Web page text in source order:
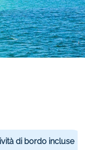
di bordo incluse